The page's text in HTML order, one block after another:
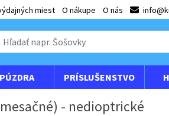
miest O nákupe O nás
PÚZDRA PRÍSLUŠENSTVO
- nedioptrické